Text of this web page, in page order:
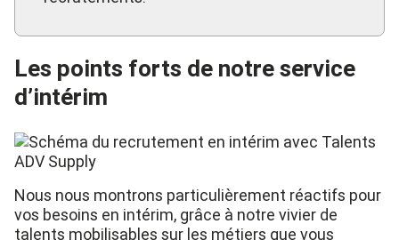
Les points forts de notre service
d’intérim
Nous nous montrons particulièrement réactifs pour
vos besoins en intérim, grâce à notre vivier de
talents mobilisables sur les métiers que vous